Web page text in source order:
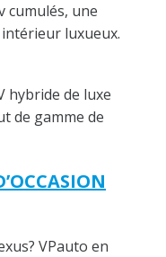
cumulés, une
luxueux.
hybride de luxe
de gamme de
VPauto en